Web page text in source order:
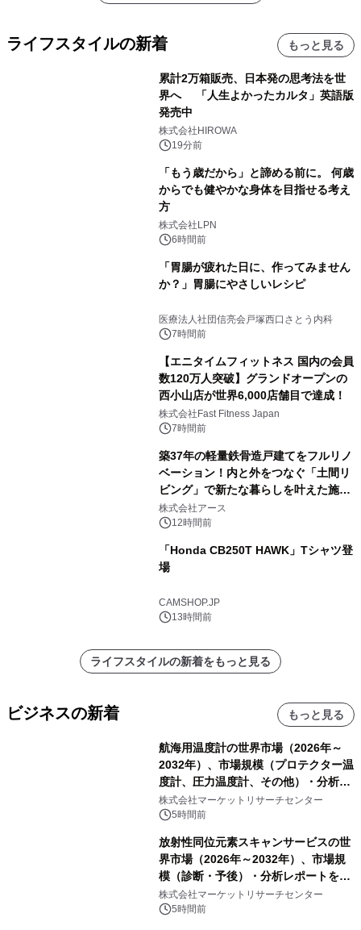
ライフスタイルの新着 もっと見る
累計2万箱販売、日本発の思考法を世
界へ 「人生よかったカルタ」英語版
発売中
株式会社HIROWA
19分前
「もう歳だから」と諦める前に。 何歳
からでも健やかな身体を目指せる考え
方
株式会社LPN
6時間前
「胃腸が疲れた日に、作ってみません
か？」胃腸にやさしいレシピ
医療法人社団信亮会戸塚西口さとう内科
7時間前
【エニタイムフィットネス 国内の会員
数120万人突破】グランドオープンの
西小山店が世界6,000店舗目で達成！
株式会社Fast Fitness Japan
7時間前
築37年の軽量鉄骨造戸建てをフルリノ
ベーション！内と外をつなぐ「土間リ
ビング」で新たな暮らしを叶えた施工
事例を株式会社アースが公開
株式会社アース
12時間前
「Honda CB250T HAWK」Tシャツ登
場
CAMSHOP.JP
13時間前
ライフスタイルの新着をもっと見る
ビジネスの新着 もっと見る
航海用温度計の世界市場（2026年～
2032年）、市場規模（プロテクター温
度計、圧力温度計、その他）・分析レ
ポートを発表
株式会社マーケットリサーチセンター
5時間前
放射性同位元素スキャンサービスの世
界市場（2026年～2032年）、市場規
模（診断・予後）・分析レポートを発
表
株式会社マーケットリサーチセンター
5時間前